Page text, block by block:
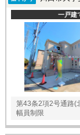
一戸建
第43条2項2号通路(
幅員制限